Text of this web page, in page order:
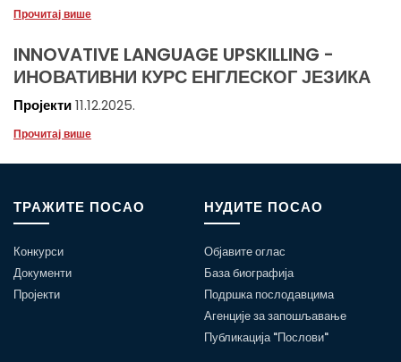
Прочитај више
INNOVATIVE LANGUAGE UPSKILLING -
ИНОВАТИВНИ КУРС ЕНГЛЕСКОГ ЈЕЗИКА
Пројекти11.12.2025.
Прочитај више
ТРАЖИТЕ ПОСАО
Конкурси
Документи
Пројекти
НУДИТЕ ПОСАО
Објавите оглас
База биографија
Подршка послодавцима
Агенције за запошљавање
Публикација "Послови"